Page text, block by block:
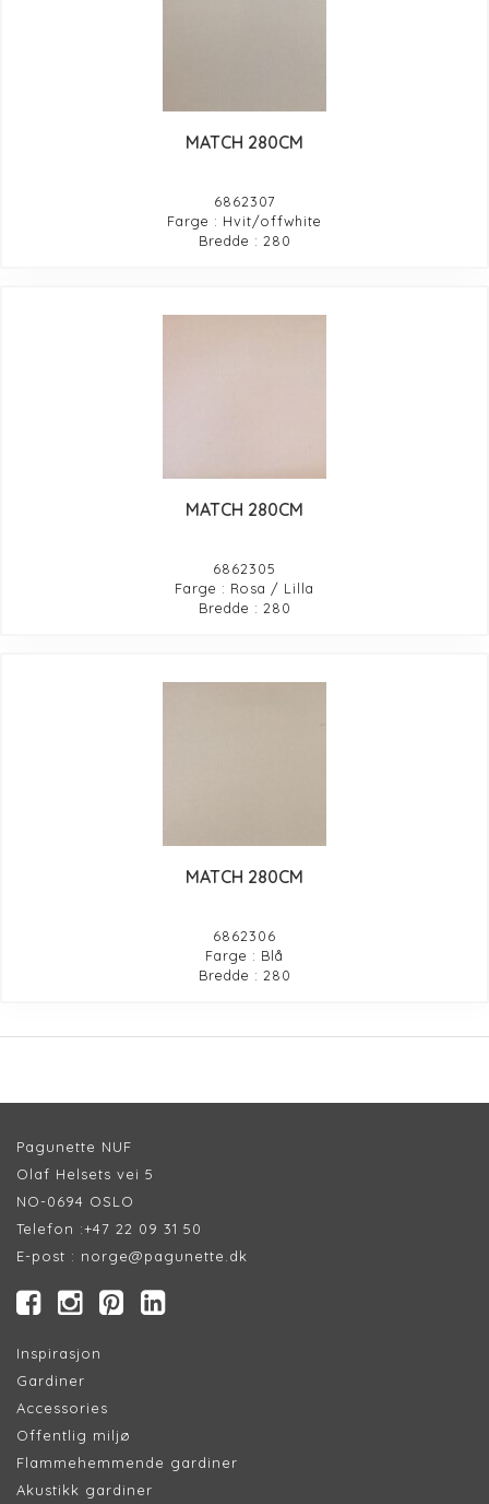
MATCH 280CM
6862307
Farge : Hvit/offwhite
Bredde : 280
MATCH 280CM
6862305
Farge : Rosa / Lilla
Bredde : 280
MATCH 280CM
6862306
Farge : Blå
Bredde : 280
Pagunette NUF
Olaf Helsets vei 5
NO-0694 OSLO
Telefon :+47 22 09 31 50
E-post : norge@pagunette.dk
Inspirasjon
Gardiner
Accessories
Offentlig miljø
Flammehemmende gardiner
Akustikk gardiner